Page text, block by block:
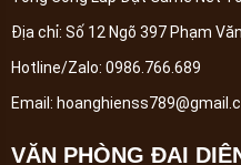
Địa chỉ: Số 12 Ngõ 397 Phạm
Hotline/Zalo: 0986.766.689
Email:
VĂN PHÒNG ĐẠI